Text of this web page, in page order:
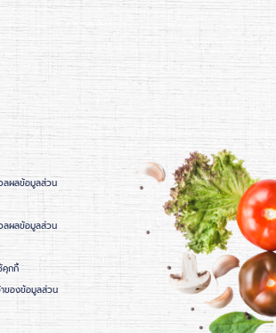
ลผลข้อมูลส่วน
ลผลข้อมูลส่วน
คุกกี้
ของข้อมูลส่วน